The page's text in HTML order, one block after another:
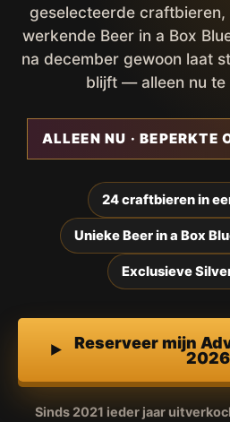
geselecteerde
werkende Beer in a Box
na december gewoon laat
blijft — alleen nu te
ALLEEN NU · BEPERKTE
24 craftbieren in
Unieke Beer in a Box
Exclusieve
Reserveer mijn
2026
Sinds 2021 ieder jaar